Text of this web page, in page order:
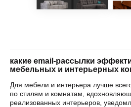
какие email-рассылки
мебельных и интерьерных
Для мебели и интерьера лучше
по стилям и комнатам,
реализованных интерьеров,